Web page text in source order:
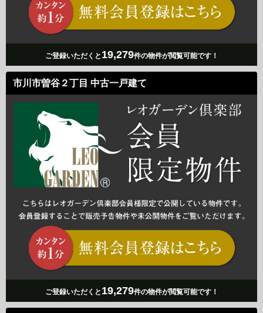
ご登録いただくと 19,279件の物件が閲覧可能です！
市川市曽谷２丁目 中古一戸建て
ご登録いただくと 19,279件の物件が閲覧可能です！